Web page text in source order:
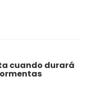
cuando durará